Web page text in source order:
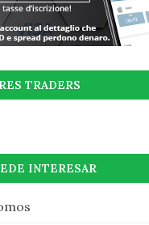
TRADERS
INTERESAR